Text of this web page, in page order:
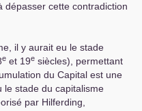
dépasser cette contradiction
il y aurait eu le stade
e et 19e siècles), permettant
du Capital est une
le stade du capitalisme
par Hilferding,